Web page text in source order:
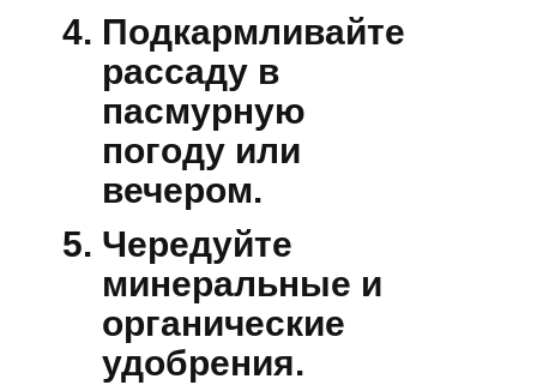
Подкармливайте
рассаду в
пасмурную
погоду или
вечером.
Чередуйте
минеральные и
органические
удобрения.